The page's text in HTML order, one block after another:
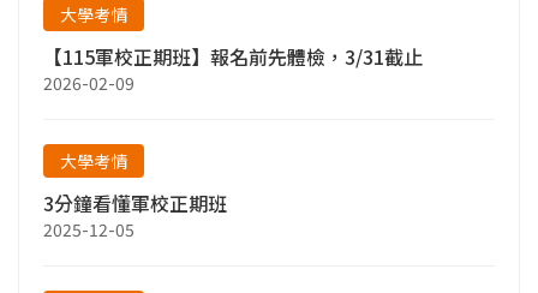
大學考情
【115軍校正期班】報名前先體檢，3/31截止
2026-02-09
大學考情
3分鐘看懂軍校正期班
2025-12-05